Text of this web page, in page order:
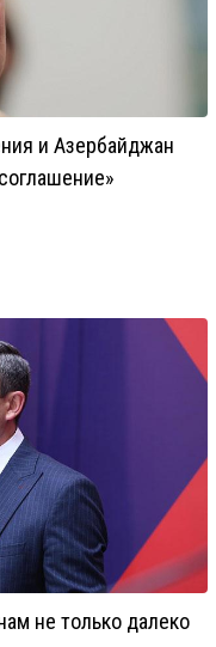
и Азербайджан
не только далеко